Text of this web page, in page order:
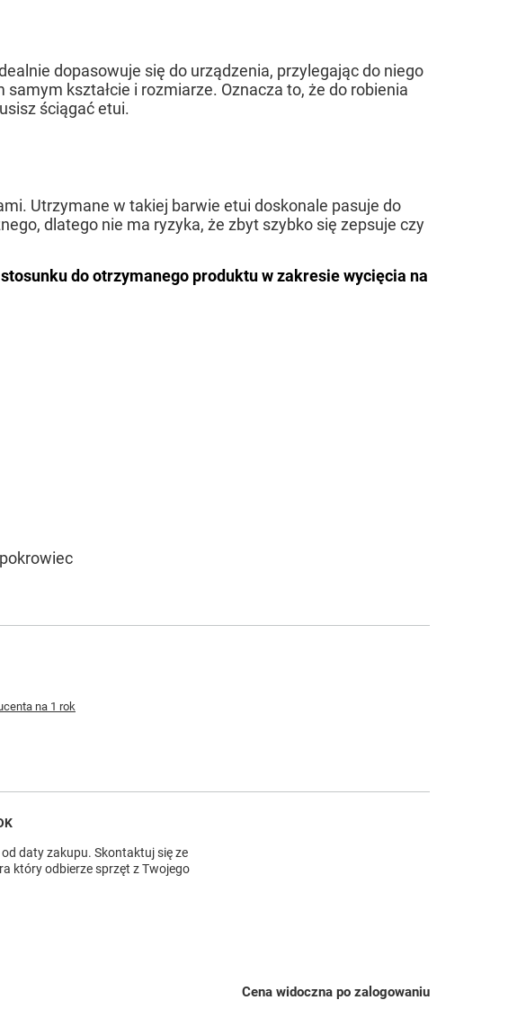
dopasowuje się do urządzenia, przylegając do niego
kształcie i rozmiarze. Oznacza to, że do robienia
ściągać etui.
Utrzymane w takiej barwie etui doskonale pasuje do
dlatego nie ma ryzyka, że zbyt szybko się zepsuje czy
do otrzymanego produktu w zakresie wycięcia na
na 1 rok
daty zakupu. Skontaktuj się ze
który odbierze sprzęt z Twojego
Cena widoczna po zalogowaniu